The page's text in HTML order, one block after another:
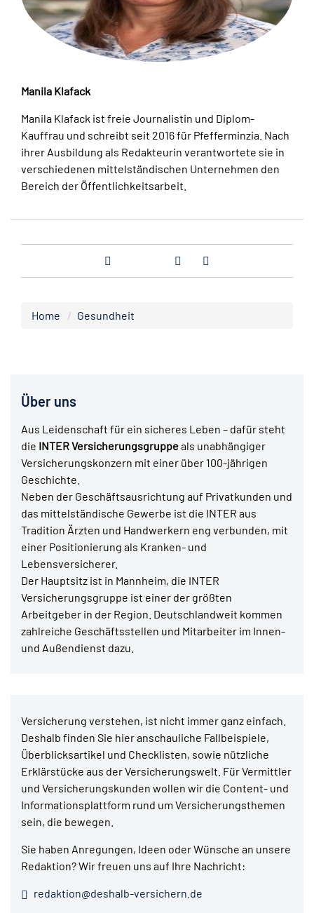
Manila Klafack
Manila Klafack ist freie Journalistin und Diplom-
Kauffrau und schreibt seit 2016 für Pfefferminzia. Nach
ihrer Ausbildung als Redakteurin verantwortete sie in
verschiedenen mittelständischen Unternehmen den
Bereich der Öffentlichkeitsarbeit.
Home Gesundheit
Über uns
Aus Leidenschaft für ein sicheres Leben – dafür steht
die INTER Versicherungsgruppeals unabhängiger
Versicherungskonzern mit einer über 100-jährigen
Geschichte.
Neben der Geschäftsausrichtung auf Privatkunden und
das mittelständische Gewerbe ist die INTER aus
Tradition Ärzten und Handwerkern eng verbunden, mit
einer Positionierung als Kranken- und
Lebensversicherer.
Der Hauptsitz ist in Mannheim, die INTER
Versicherungsgruppe ist einer der größten
Arbeitgeber in der Region. Deutschlandweit kommen
zahlreiche Geschäftsstellen und Mitarbeiter im Innen-
und Außendienst dazu.
Versicherung verstehen, ist nicht immer ganz einfach.
Deshalb finden Sie hier anschauliche Fallbeispiele,
Überblicksartikel und Checklisten, sowie nützliche
Erklärstücke aus der Versicherungswelt. Für Vermittler
und Versicherungskunden wollen wir die Content- und
Informationsplattform rund um Versicherungsthemen
sein, die bewegen.
Sie haben Anregungen, Ideen oder Wünsche an unsere
Redaktion? Wir freuen uns auf Ihre Nachricht:
redaktion@deshalb-versichern.de